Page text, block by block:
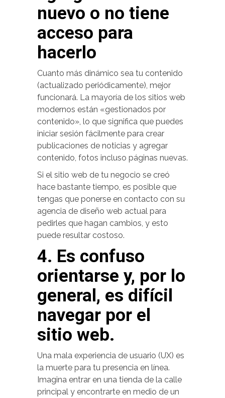
nuevo o no tiene
acceso para
hacerlo
Cuanto más dinámico sea tu contenido
(actualizado periódicamente), mejor
funcionará. La mayoría de los sitios web
modernos están «gestionados por
contenido», lo que significa que puedes
iniciar sesión fácilmente para crear
publicaciones de noticias y agregar
contenido, fotos incluso páginas nuevas.
Si el sitio web de tu negocio se creó
hace bastante tiempo, es posible que
tengas que ponerse en contacto con su
agencia de diseño web actual para
pedirles que hagan cambios, y esto
puede resultar costoso.
4. Es confuso
orientarse y, por lo
general, es difícil
navegar por el
sitio web.
Una mala experiencia de usuario (UX) es
la muerte para tu presencia en línea.
Imagina entrar en una tienda de la calle
principal y encontrarte en medio de un